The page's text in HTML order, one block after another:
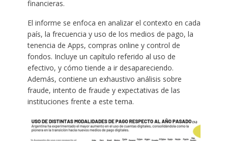
financieras.
El informe se enfoca en analizar el contexto en cada
país, la frecuencia y uso de los medios de pago, la
tenencia de Apps, compras online y control de
fondos. Incluye un capítulo referido al uso de
efectivo, y cómo tiende a ir desapareciendo.
Además, contiene un exhaustivo análisis sobre
fraude, intento de fraude y expectativas de las
instituciones frente a este tema.